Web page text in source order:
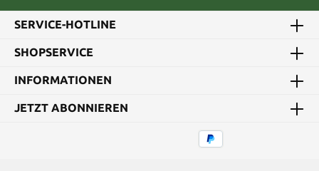
SERVICE-HOTLINE
SHOPSERVICE
INFORMATIONEN
JETZT ABONNIEREN